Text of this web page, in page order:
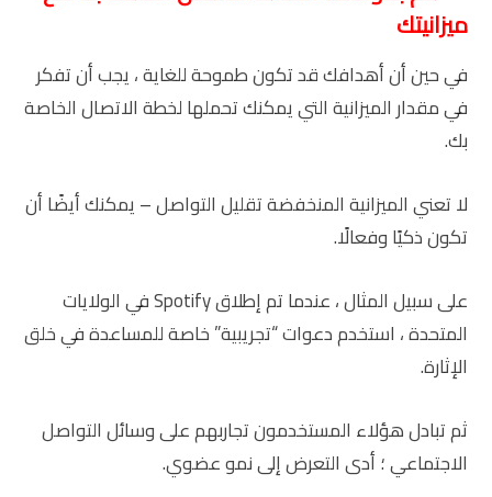
ميزانيتك
في حين أن أهدافك قد تكون طموحة للغاية ، يجب أن تفكر
في مقدار الميزانية التي يمكنك تحملها لخطة الاتصال الخاصة
بك.
لا تعني الميزانية المنخفضة تقليل التواصل – يمكنك أيضًا أن
تكون ذكيًا وفعالًا.
على سبيل المثال ، عندما تم إطلاق Spotify في الولايات
المتحدة ، استخدم دعوات “تجريبية” خاصة للمساعدة في خلق
الإثارة.
ثم تبادل هؤلاء المستخدمون تجاربهم على وسائل التواصل
الاجتماعي ؛ أدى التعرض إلى نمو عضوي.